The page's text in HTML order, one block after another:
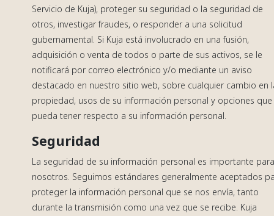
Servicio de Kuja), proteger su seguridad o la seguridad de
otros, investigar fraudes, o responder a una solicitud
gubernamental. Si Kuja está involucrado en una fusión,
adquisición o venta de todos o parte de sus activos, se le
notificará por correo electrónico y/o mediante un aviso
destacado en nuestro sitio web, sobre cualquier cambio en
propiedad, usos de su información personal y opciones que
pueda tener respecto a su información personal.
Seguridad
La seguridad de su información personal es importante
nosotros. Seguimos estándares generalmente aceptados
proteger la información personal que se nos envía, tanto
durante la transmisión como una vez que se recibe. Kuja